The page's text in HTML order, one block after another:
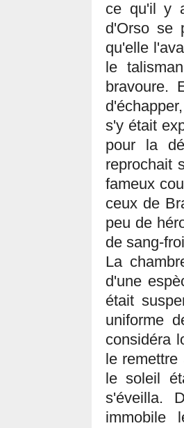
ce qu'il y
d'Orso se
qu'elle
le
bravoure.
s'y était
pour la
reprochait
fameux
ceux de
peu de
de sang-
La
d'une
était
uniforme
considéra
le
le soleil
s'éveilla.
immobile